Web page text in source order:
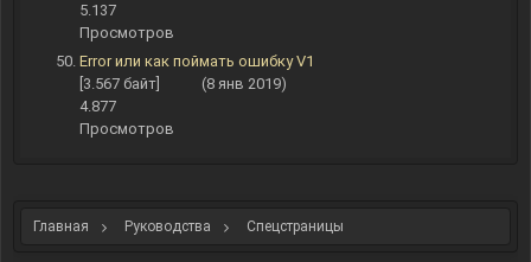
5.137
Просмотров
Error или как поймать ошибку V1
[3.567 байт]
(8 янв 2019)
4.877
Просмотров
Главная Руководства Спецстраницы